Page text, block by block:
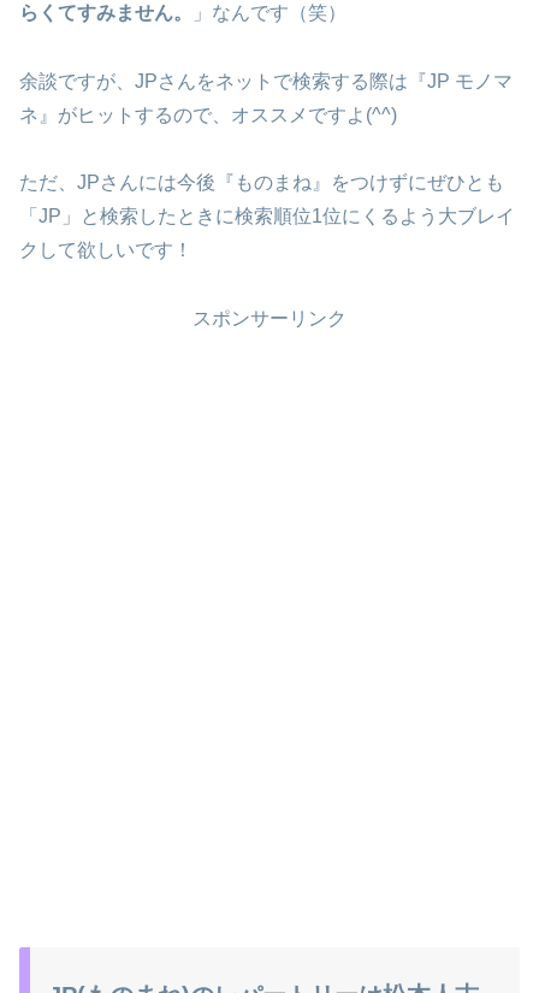
らくてすみません。
」なんです（笑）
余談ですが、JPさんをネットで検索する際は『JP モノマ
ネ』がヒットするので、オススメですよ(^^)
ただ、JPさんには今後『ものまね』をつけずにぜひとも
「JP」と検索したときに検索順位1位にくるよう大ブレイ
クして欲しいです！
スポンサーリンク